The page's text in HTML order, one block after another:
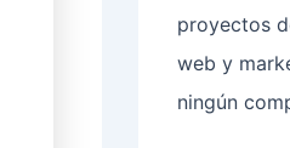
proyectos
web y
ningún